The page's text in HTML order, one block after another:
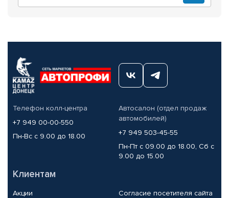
Телефон колл-центра
+7 949 00-00-550
Пн-Вс с 9.00 до 18.00
Автосалон (отдел продаж
автомобилей)
+7 949 503-45-55
Пн-Пт с 09.00 до 18.00, Сб с
9.00 до 15.00
Клиентам
Акции
Согласие посетителя сайта